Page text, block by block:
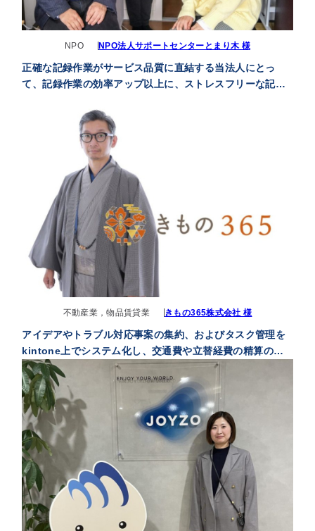
NPO NPO法人サポートセンターとまり木 様
正確な記録作業がサービス品質に直結する当法人にとっ
て、記録作業の効率アップ以上に、ストレスフリーな記録
がよりインパクトが大きかったです
不動産業，物品賃貸業 きもの365株式会社 様
アイデアやトラブル対応事案の集約、およびタスク管理を
kintone上でシステム化し、交通費や立替経費の精算のワ
ークフローでシームレスな業務処理が可能になった